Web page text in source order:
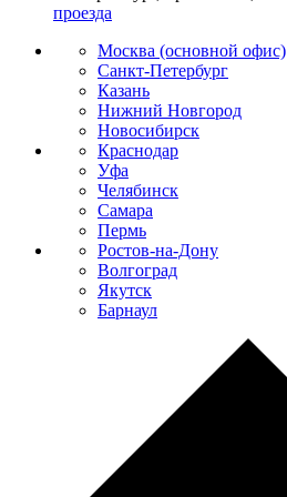
проезда
Москва (основной офис)
Санкт-Петербург
Казань
Нижний Новгород
Новосибирск
Краснодар
Уфа
Челябинск
Самара
Пермь
Ростов-на-Дону
Волгоград
Якутск
Барнаул